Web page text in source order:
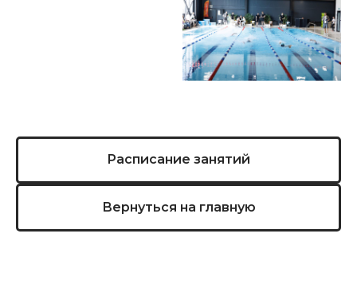
Расписание занятий
Вернуться на главную